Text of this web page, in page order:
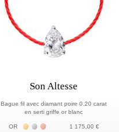
Son Altesse
Bague fil avec diamant poire 0.20 carat
en serti griffe or blanc
OR Жёлтое золото 18К
Белое золото 18К
Розовое золото 18К
1 175,00 €